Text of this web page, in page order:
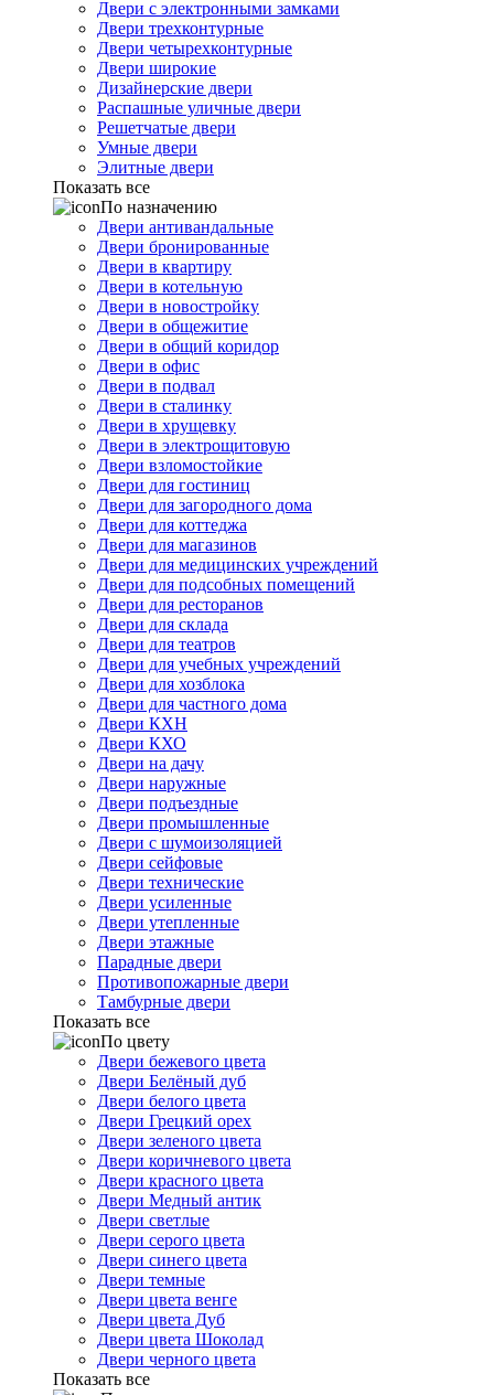
Двери с электронными замками
Двери трехконтурные
Двери четырехконтурные
Двери широкие
Дизайнерские двери
Распашные уличные двери
Решетчатые двери
Умные двери
Элитные двери
Показать все
По назначению
Двери антивандальные
Двери бронированные
Двери в квартиру
Двери в котельную
Двери в новостройку
Двери в общежитие
Двери в общий коридор
Двери в офис
Двери в подвал
Двери в сталинку
Двери в хрущевку
Двери в электрощитовую
Двери взломостойкие
Двери для гостиниц
Двери для загородного дома
Двери для коттеджа
Двери для магазинов
Двери для медицинских учреждений
Двери для подсобных помещений
Двери для ресторанов
Двери для склада
Двери для театров
Двери для учебных учреждений
Двери для хозблока
Двери для частного дома
Двери КХН
Двери КХО
Двери на дачу
Двери наружные
Двери подъездные
Двери промышленные
Двери с шумоизоляцией
Двери сейфовые
Двери технические
Двери усиленные
Двери утепленные
Двери этажные
Парадные двери
Противопожарные двери
Тамбурные двери
Показать все
По цвету
Двери бежевого цвета
Двери Белёный дуб
Двери белого цвета
Двери Грецкий орех
Двери зеленого цвета
Двери коричневого цвета
Двери красного цвета
Двери Медный антик
Двери светлые
Двери серого цвета
Двери синего цвета
Двери темные
Двери цвета венге
Двери цвета Дуб
Двери цвета Шоколад
Двери черного цвета
Показать все